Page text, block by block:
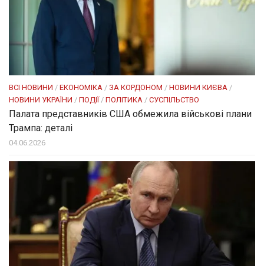
ВСІ НОВИНИ / ЕКОНОМІКА / ЗА КОРДОНОМ / НОВИНИ КИЄВА /
НОВИНИ УКРАЇНИ / ПОДІЇ / ПОЛІТИКА / СУСПІЛЬСТВО
Палата представників США обмежила військові плани
Трампа: деталі
04.06.2026